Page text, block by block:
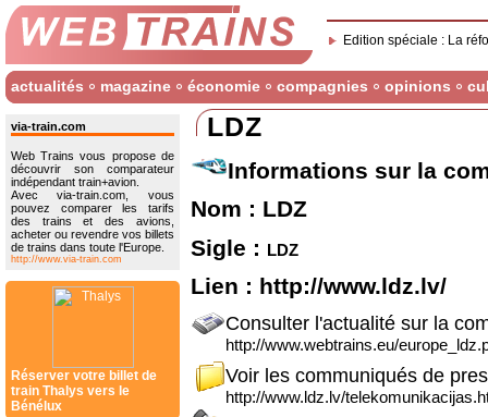
Edition spéciale : La
actualités magazine économie compagnies opinions
via-train.com
Web Trains vous propose de
découvrir son comparateur
indépendant train+avion.
Avec via-train.com, vous
pouvez comparer les tarifs
des trains et des avions,
acheter ou revendre vos billets
de trains dans toute l'Europe.
http://www.via-train.com
Réserver votre billet de
train Thalys vers le
Bénélux
LDZ
Informations sur la
Nom : LDZ
Sigle : ldz
Lien : http://www.ldz.lv/
Consulter l'actualité sur la
http://www.webtrains.eu/
Voir les communiqués de
http://www.ldz.lv/